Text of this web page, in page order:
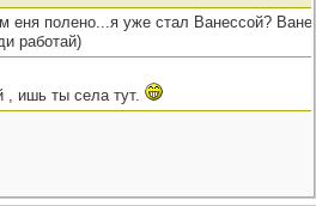
еня полено...я уже стал Ванессой?
работай)
, ишь ты села тут.